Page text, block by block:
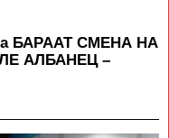
БАРААТ СМЕНА НА
АЛБАНЕЦ –